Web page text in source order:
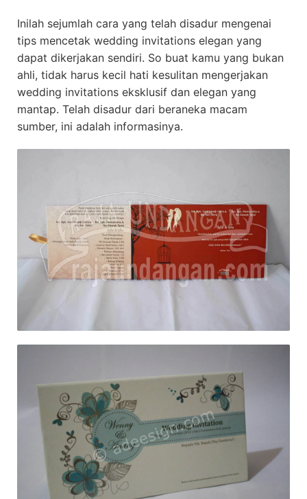
Inilah sejumlah cara yang telah disadur mengenai
tips mencetak wedding invitations elegan yang
dapat dikerjakan sendiri. So buat kamu yang bukan
ahli, tidak harus kecil hati kesulitan mengerjakan
wedding invitations eksklusif dan elegan yang
mantap. Telah disadur dari beraneka macam
sumber, ini adalah informasinya.